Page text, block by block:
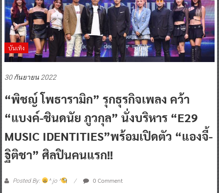
บันเทิง
30 กันยายน 2022
“พิชญ์ โพธารามิก” รุกธุรกิจเพลง คว้า
“แบงค์-ชินดนัย ภูวกุล” นั่งบริหาร “E29
MUSIC IDENTITIES”พร้อมเปิดตัว “แองจี้-
ฐิติชา” ศิลปินคนแรก!!
Posted By: ^ jo ^ 0 Comment